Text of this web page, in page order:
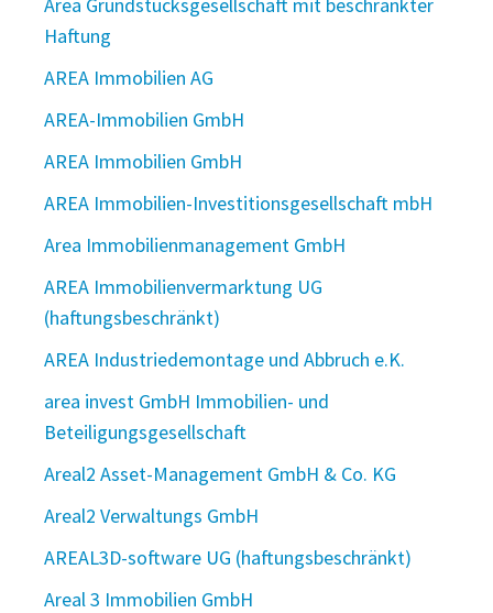
Haftung
AREA Immobilien AG
AREA-Immobilien GmbH
AREA Immobilien GmbH
AREA Immobilien-Investitionsgesellschaft mbH
Area Immobilienmanagement GmbH
AREA Immobilienvermarktung UG
(haftungsbeschränkt)
AREA Industriedemontage und Abbruch e.K.
area invest GmbH Immobilien- und
Beteiligungsgesellschaft
Areal2 Asset-Management GmbH & Co. KG
Areal2 Verwaltungs GmbH
AREAL3D-software UG (haftungsbeschränkt)
Areal 3 Immobilien GmbH